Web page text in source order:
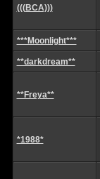
(((BCA)))
***Moonlight***
**darkdream**
**Freya**
*1988*